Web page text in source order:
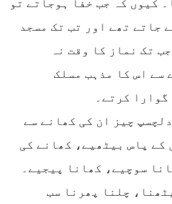
کیوں کہ جب خفا ہوجاتے تو
جاتے تھے اور تب تک مسجد
تک نماز کا وقت نہ
سے اس کا مذہب مسلک
گوارا کرتے۔
چیز ان کی کھانے سے
کے پاس بیٹھیے، کھانے کی
سوچیے، کھانا پیجیے۔
چلنا پھرنا سب